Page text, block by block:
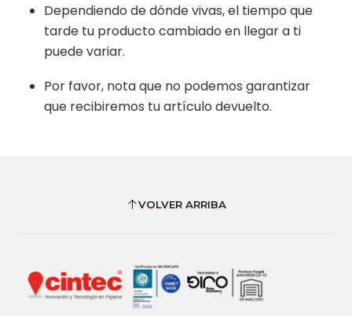
Dependiendo de dónde vivas, el tiempo que
tarde tu producto cambiado en llegar a ti
puede variar.
Por favor, nota que no podemos garantizar
que recibiremos tu artículo devuelto.
VOLVER ARRIBA